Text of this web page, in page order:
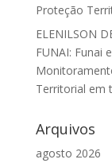
Proteção
ELENILSON
FUNAI: Funai
Territorial em
Arquivos
agosto 2026